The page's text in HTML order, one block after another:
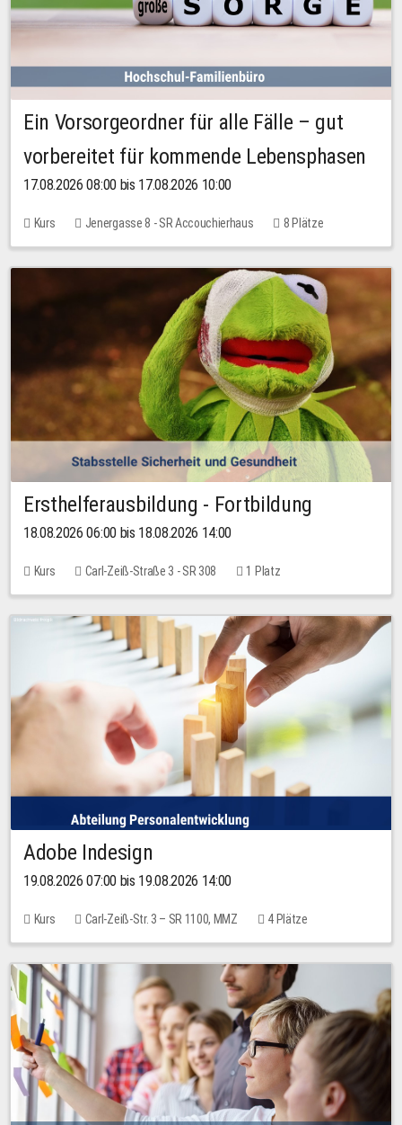
Ein Vorsorgeordner für alle Fälle – gut
vorbereitet für kommende Lebensphasen
17.08.2026 08:00 bis 17.08.2026 10:00
Kurs Jenergasse 8 - SR Accouchierhaus 8 Plätze
Ersthelferausbildung - Fortbildung
18.08.2026 06:00 bis 18.08.2026 14:00
Kurs Carl-Zeiß-Straße 3 - SR 308 1 Platz
Adobe Indesign
19.08.2026 07:00 bis 19.08.2026 14:00
Kurs Carl-Zeiß-Str. 3 – SR 1100, MMZ 4 Plätze